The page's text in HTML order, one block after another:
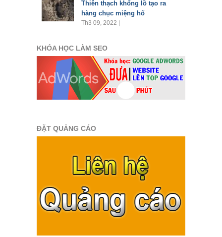
Thiên thạch khổng lồ tạo ra
hàng chục miệng hố
Th3 09, 2022 |
KHÓA HỌC LÀM SEO
ĐẶT QUẢNG CÁO